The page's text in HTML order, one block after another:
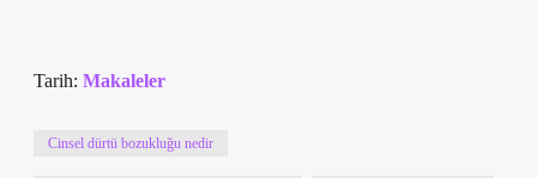
Tarih: Makaleler
Cinsel dürtü bozukluğu nedir